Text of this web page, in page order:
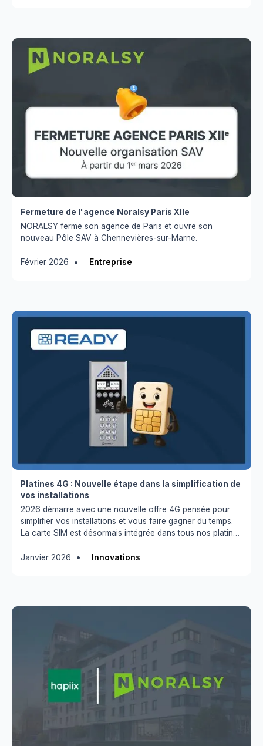
Fermeture de l'agence Noralsy Paris XIIe
NORALSY ferme son agence de Paris et ouvre son
nouveau Pôle SAV à Chennevières-sur-Marne.
Février 2026 • Entreprise
Platines 4G : Nouvelle étape dans la simplification de
vos installations
2026 démarre avec une nouvelle offre 4G pensée pour
simplifier vos installations et vous faire gagner du temps.
La carte SIM est désormais intégrée dans tous nos platines
Janvier 2026
• Innovations